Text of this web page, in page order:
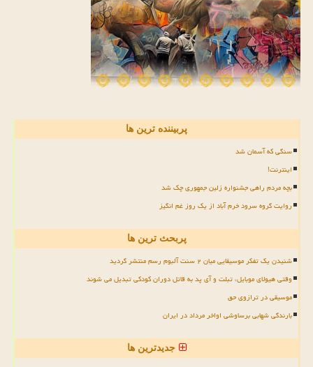
پربیننده ترین ها
سنگی که آسمان شد
اینترنت!
بچه مردم راهی جشنواره زلین جمهوری چک شد
روایت گروه سرود خرم آباد از یک روز غم انگیز
پربحث ترین ها
شنیدن یک تفکر موسیقایی میان ۲ سنت آلبوم رسم منتشر گردید
وقتی هیولای موبایل، تبلت و آی پد به قاتل دوران کودکی تبدیل می شوند
موسیقی در ترازوی حق
بارندگی شهابی برساوشی اواخر مرداد در ایران
جدیدترین ها